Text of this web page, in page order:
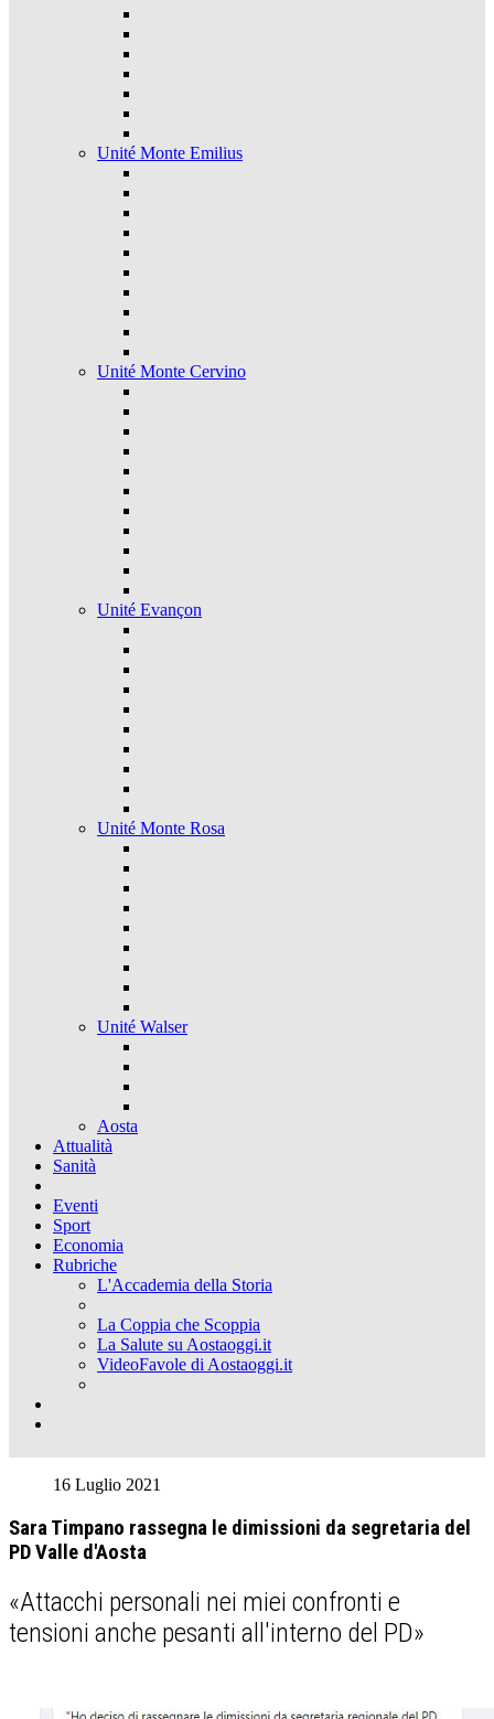
Unité Monte Emilius
Unité Monte Cervino
Unité Evançon
Unité Monte Rosa
Unité Walser
Aosta
Attualità
Sanità
Eventi
Sport
Economia
Rubriche
L'Accademia della Storia
La Coppia che Scoppia
La Salute su Aostaoggi.it
VideoFavole di Aostaoggi.it
16 Luglio 2021
Sara Timpano rassegna le dimissioni da segretaria del
PD Valle d'Aosta
«Attacchi personali nei miei confronti e
tensioni anche pesanti all'interno del PD»